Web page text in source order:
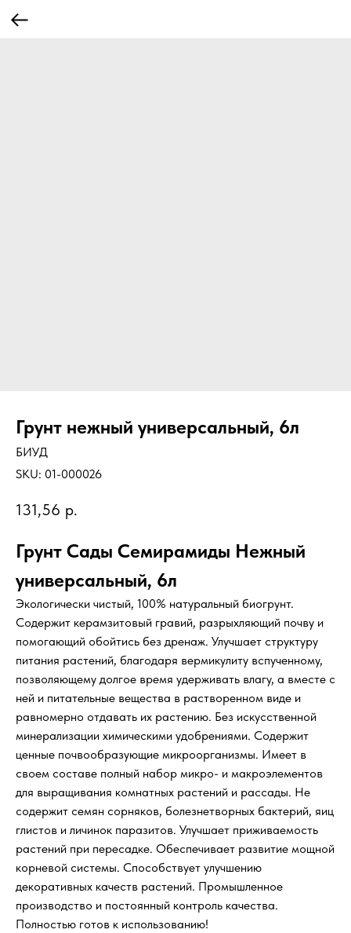
Грунт нежный универсальный, 6л
БИУД
SKU: 01-000026
131,56 р.
Грунт Сады Семирамиды Нежный
универсальный, 6л
Экологически чистый, 100% натуральный биогрунт.
Содержит керамзитовый гравий, разрыхляющий почву и
помогающий обойтись без дренаж. Улучшает структуру
питания растений, благодаря вермикулиту вспученному,
позволяющему долгое время удерживать влагу, а вместе с
ней и питательные вещества в растворенном виде и
равномерно отдавать их растению. Без искусственной
минерализации химическими удобрениями. Содержит
ценные почвообразующие микроорганизмы. Имеет в
своем составе полный набор микро- и макроэлементов
для выращивания комнатных растений и рассады. Не
содержит семян сорняков, болезнетворных бактерий, яиц
глистов и личинок паразитов. Улучшает приживаемость
растений при пересадке. Обеспечивает развитие мощной
корневой системы. Способствует улучшению
декоративных качеств растений. Промышленное
производство и постоянный контроль качества.
Полностью готов к использованию!